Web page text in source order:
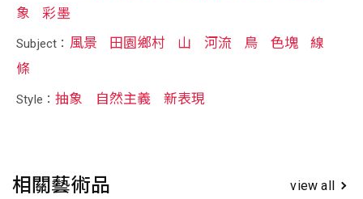
象
彩墨
Subject： 風景 田園鄉村 山 河流 鳥 色塊
線
條
Style：抽象 自然主義 新表現
相關藝術品 view all